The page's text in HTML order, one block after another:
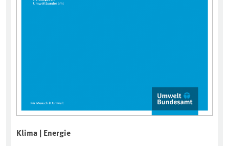
Klima | Energie